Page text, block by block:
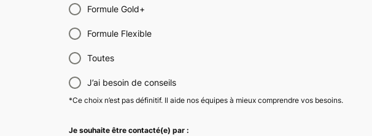
Formule Gold+
Formule Flexible
Toutes
J’ai besoin de conseils
*Ce choix n’est pas définitif. Il aide nos équipes à mieux comprendre vos besoins.
Je souhaite être contacté(e) par :